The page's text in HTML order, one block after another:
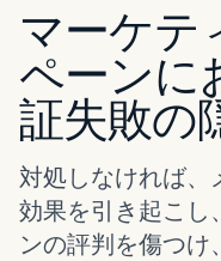
マーケテ
ペーンに
証失敗の
対処しなければ、
効果を引き起こし
ンの評判を傷つ